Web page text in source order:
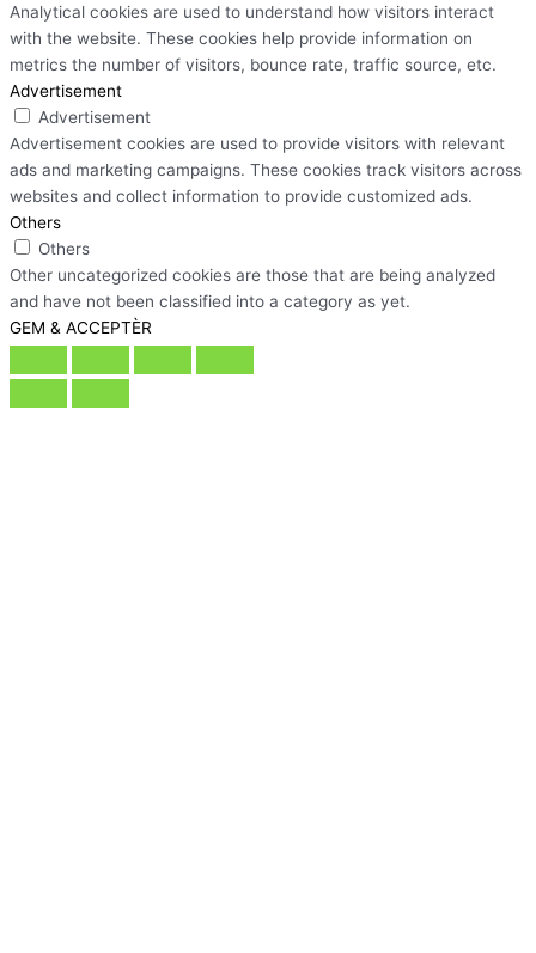
Analytical cookies are used to understand how visitors interact
with the website. These cookies help provide information on
metrics the number of visitors, bounce rate, traffic source, etc.
Advertisement
Advertisement
Advertisement cookies are used to provide visitors with relevant
ads and marketing campaigns. These cookies track visitors across
websites and collect information to provide customized ads.
Others
Others
Other uncategorized cookies are those that are being analyzed
and have not been classified into a category as yet.
GEM & ACCEPTÈR